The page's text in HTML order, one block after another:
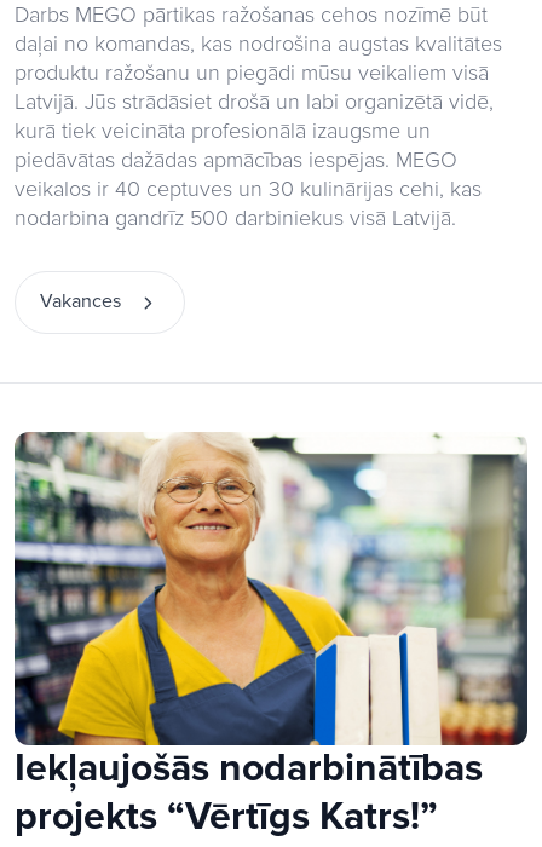
Darbs MEGO pārtikas ražošanas cehos nozīmē būt
daļai no komandas, kas nodrošina augstas kvalitātes
produktu ražošanu un piegādi mūsu veikaliem visā
Latvijā. Jūs strādāsiet drošā un labi organizētā vidē,
kurā tiek veicināta profesionālā izaugsme un
piedāvātas dažādas apmācības iespējas. MEGO
veikalos ir 40 ceptuves un 30 kulinārijas cehi, kas
nodarbina gandrīz 500 darbiniekus visā Latvijā.
Vakances
Iekļaujošās nodarbinātības
projekts “Vērtīgs Katrs!”